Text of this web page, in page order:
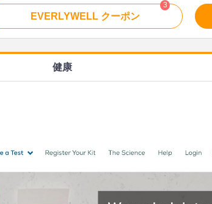
3
EVERLYWELL クーポン
健康